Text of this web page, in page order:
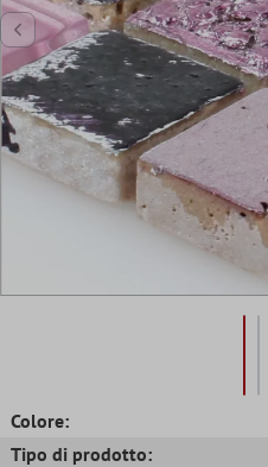
Colore:
Tipo di prodotto: